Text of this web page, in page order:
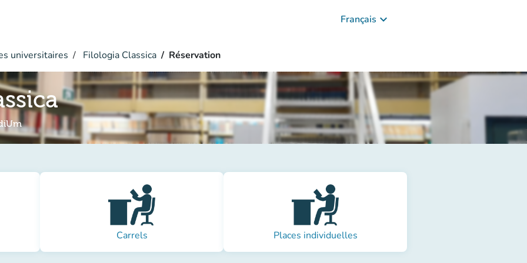
Français keyboard_arrow_down
universitaires Filologia Classica Réservation
Carrels Places individuelles